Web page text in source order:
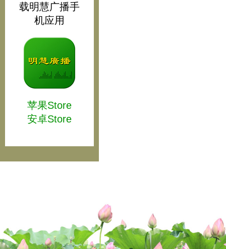
载明慧广播手
机应用
苹果Store
安卓Store